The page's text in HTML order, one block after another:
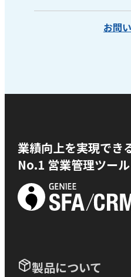
お問
業績向上を実現でき
No.1 営業管理ツール
製品について